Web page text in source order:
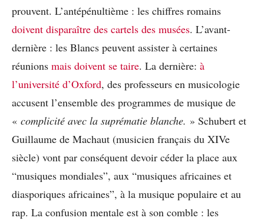
prouvent. L’antépénultième : les chiffres romains
doivent disparaître des cartels des musées. L’avant-
dernière : les Blancs peuvent assister à certaines
réunions mais doivent se taire. La dernière: à
l’université d’Oxford, des professeurs en musicologie
accusent l’ensemble des programmes de musique de
« complicité avec la suprématie blanche. » Schubert et
Guillaume de Machaut (musicien français du XIVe
siècle) vont par conséquent devoir céder la place aux
“musiques mondiales”, aux “musiques africaines et
diasporiques africaines”, à la musique populaire et au
rap. La confusion mentale est à son comble : les